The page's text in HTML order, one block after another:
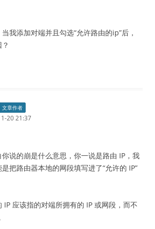
我添加对端并且勾选“允许路由的ip”后，
文章作者
20 21:37
说的崩是什么意思，你一说是路由 IP，我
把路由器本地的网段填写进了“允许的 IP”
IP 应该指的对端所拥有的 IP 或网段，而不